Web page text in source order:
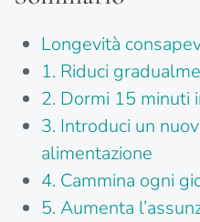
Longevità
1. Riduci
2. Dormi 15 minuti
3. Introduci un
alimentazione
4. Cammina ogni
5. Aumenta